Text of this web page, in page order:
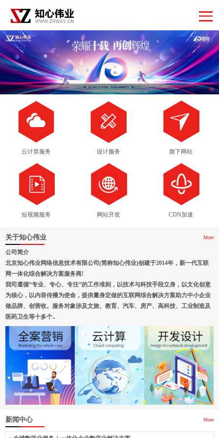
云计算服务 设计服务 旗下网站
短视频服务 网站开发 CDN加速
关于知心伟业 More
公司简介
北京知心伟业网络信息技术有限公司(简称知心伟业)创建于2014年，新一代互联
网一体化综合解决方案服务商!
我司遵循“专业、专心、专注”的工作准则，以技术与科技手段立身，以文化创意
为核心，以内容传播为使命，提供量身定做的互联网综合解决方案助力中小企业
做品牌、创营收。服务对象涉及文旅、教育、汽车、房产、高科技、工业制造及
医药卫生等十多个..
新闻中心 More